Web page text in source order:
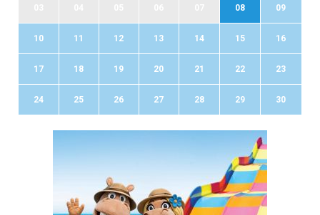
08 09
10 11 12 13 14 15 16
17 18 19 20 21 22 23
24 25 26 27 28 29 30